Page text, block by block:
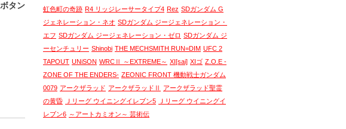
タン
虹色町の奇跡 R4 リッジレーサータイプ4 Rez SDガンダム G
ジェネレーション・ネオ SDガンダム ジージェネレーション・
エフ SDガンダム ジージェネレーション・ゼロ SDガンダム ジ
ーセンチュリー Shinobi THE MECHSMITH RUN=DIM UFC 2
TAPOUT UNiSON WRCⅡ ～EXTREME～ XI[sai] XIゴ Z.O.E -
ZONE OF THE ENDERS- ZEONIC FRONT 機動戦士ガンダム
0079 アークザラッド アークザラッドⅡ
アークザラッド聖霊
の黄昏
Ｊリーグ ウイニングイレブン5
Ｊリーグ ウイニングイ
レブン6 ～アートカミオン～ 芸術伝